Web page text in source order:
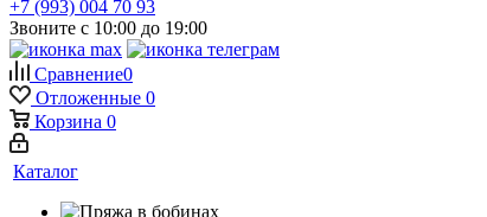
+7 (993) 004 70 93
Звоните с 10:00 до 19:00
Сравнение0
Отложенные 0
Корзина 0
Каталог